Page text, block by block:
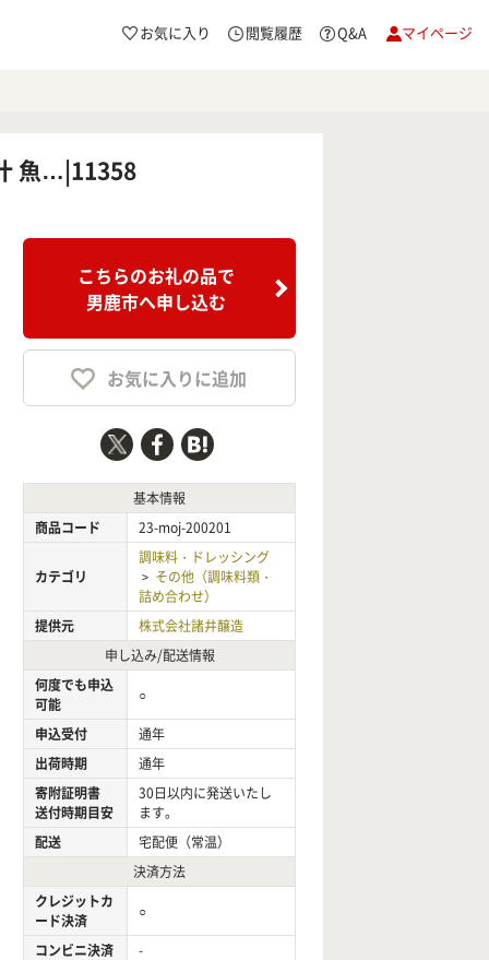
お気に入り 閲覧履歴 Q&A マイページ
魚…|11358
こちらのお礼の品で
男鹿市へ申し込む
お気に入りに追加
基本情報
商品コード
23-moj-200201
カテゴリ
調味料・ドレッシング
> その他（調味料類・
詰め合わせ）
提供元
株式会社諸井醸造
申し込み/配送情報
何度でも申込
可能
○
申込受付
通年
出荷時期
通年
寄附証明書
送付時期目安
30日以内に発送いたし
ます。
配送
宅配便（常温）
決済方法
クレジットカ
ード決済
○
コンビニ決済
-